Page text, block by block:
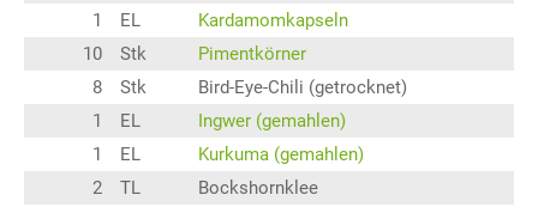
1
EL
Kardamomkapseln
10
Stk
Pimentkörner
8
Stk
Bird-Eye-Chili (getrocknet)
1
EL
Ingwer (gemahlen)
1
EL
Kurkuma (gemahlen)
2
TL
Bockshornklee